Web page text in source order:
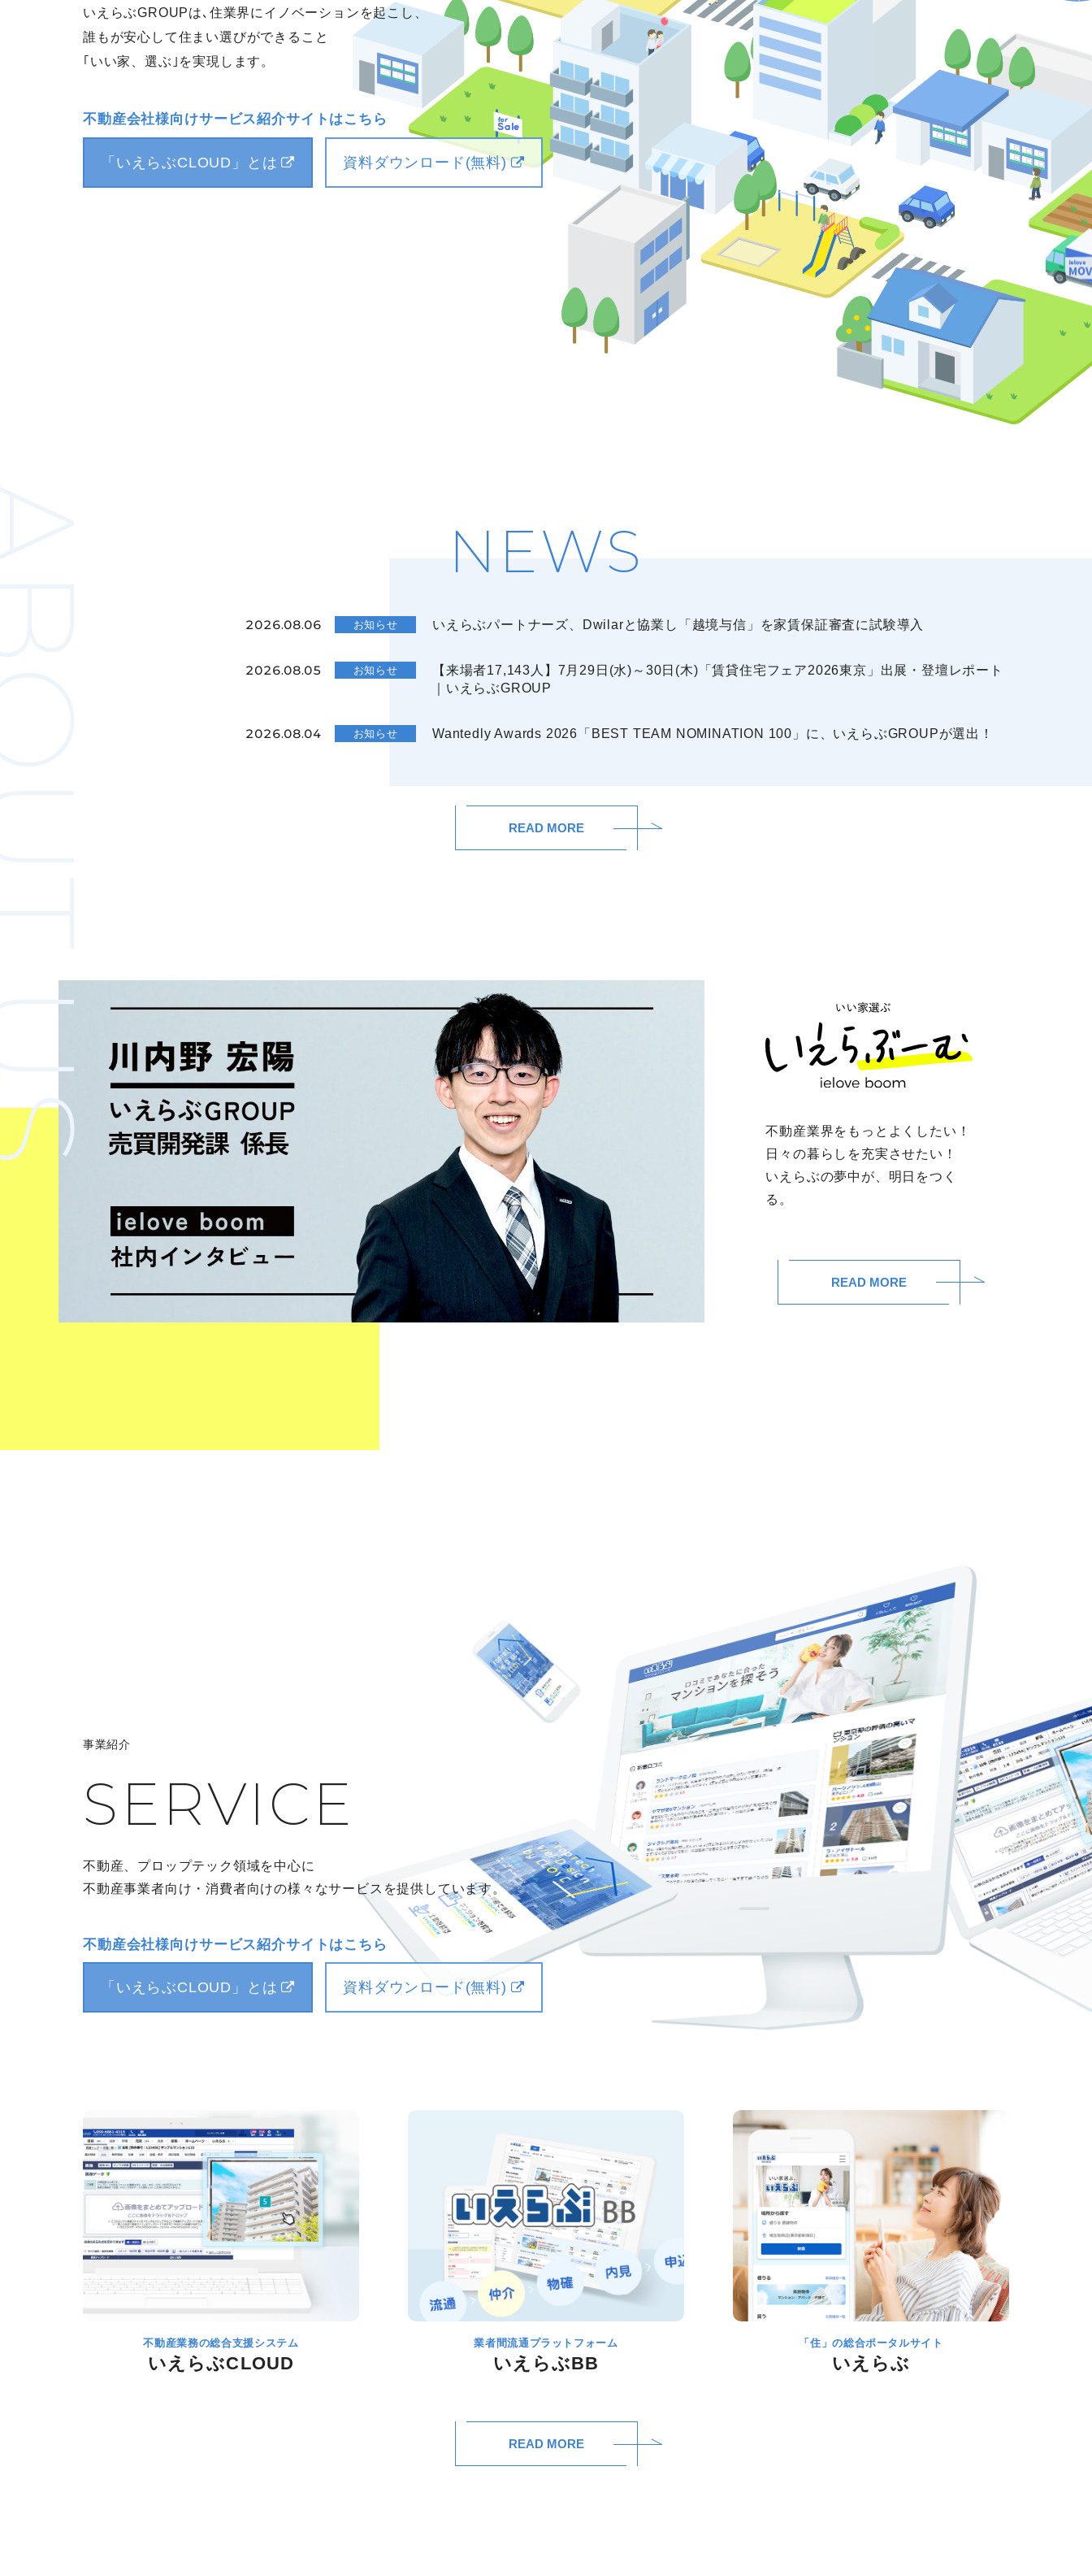
いえらぶGROUPは､住業界にイノベーションを起こし、
誰もが安心して住まい選びができること
｢いい家、選ぶ｣を実現します。
不動産会社様向けサービス紹介サイトはこちら
「いえらぶCLOUD」とは 資料ダウンロード(無料)
NEWS
2026.08.06 お知らせ いえらぶパートナーズ、Dwilarと協業し「越境与信」を家賃保証審査に試験導入
2026.08.05 お知らせ
【来場者17,143人】7月29日(水)～30日(木)「賃貸住宅フェア2026東京」出展・登壇レポート
｜いえらぶGROUP
2026.08.04 お知らせ Wantedly Awards 2026「BEST TEAM NOMINATION 100」に、いえらぶGROUPが選出！
READ MORE
不動産業界をもっとよくしたい！
日々の暮らしを充実させたい！
いえらぶの夢中が、明日をつく
る。
READ MORE
事業紹介
SERVICE
不動産、プロップテック領域を中心に
不動産事業者向け・消費者向けの様々なサービスを提供しています。
不動産会社様向けサービス紹介サイトはこちら
「いえらぶCLOUD」とは 資料ダウンロード(無料)
不動産業務の総合支援システム
いえらぶCLOUD
業者間流通プラットフォーム
いえらぶBB
「住」の総合ポータルサイト
いえらぶ
READ MORE